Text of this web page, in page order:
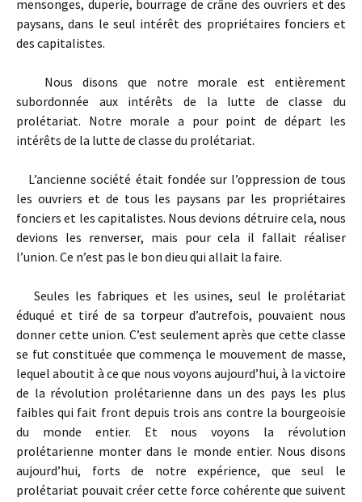
mensonges, duperie, bourrage de crâne des ouvriers et des
paysans, dans le seul intérêt des propriétaires fonciers et
des capitalistes.
Nous disons que notre morale est entièrement
subordonnée aux intérêts de la lutte de classe du
prolétariat. Notre morale a pour point de départ les
intérêts de la lutte de classe du prolétariat.
L’ancienne société était fondée sur l’oppression de tous
les ouvriers et de tous les paysans par les propriétaires
fonciers et les capitalistes. Nous devions détruire cela, nous
devions les renverser, mais pour cela il fallait réaliser
l’union. Ce n’est pas le bon dieu qui allait la faire.
Seules les fabriques et les usines, seul le prolétariat
éduqué et tiré de sa torpeur d’autrefois, pouvaient nous
donner cette union. C’est seulement après que cette classe
se fut constituée que commença le mouvement de masse,
lequel aboutit à ce que nous voyons aujourd’hui, à la victoire
de la révolution prolétarienne dans un des pays les plus
faibles qui fait front depuis trois ans contre la bourgeoisie
du monde entier. Et nous voyons la révolution
prolétarienne monter dans le monde entier. Nous disons
aujourd’hui, forts de notre expérience, que seul le
prolétariat pouvait créer cette force cohérente que suivent